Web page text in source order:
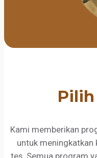
Kami memberikan
untuk meningkatkan